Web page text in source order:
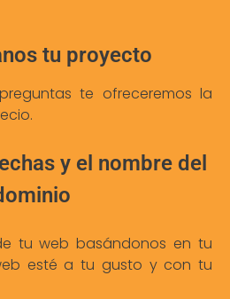
tu proyecto
te ofreceremos la
y el nombre del
tu web basándonos en tu
esté a tu gusto y con tu